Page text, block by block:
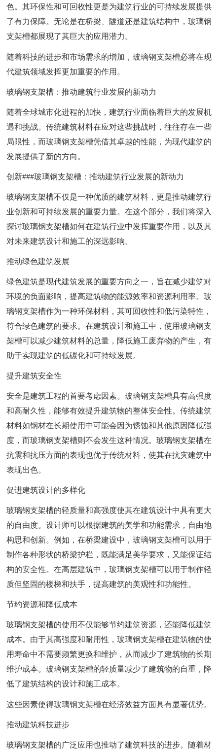
色。其环保性和可回收性更是为建筑行业的可持续发展提供
了有力保障。无论是在桥梁、隧道还是建筑结构中，玻璃钢
支架槽都展现了其巨大的应用潜力。
随着科技的进步和市场需求的增加，玻璃钢支架槽必将在现
代建筑领域发挥更加重要的作用。
玻璃钢支架槽：推动建筑行业发展的新动力
随着全球城市化进程的加快，建筑行业面临着巨大的发展机
遇和挑战。传统建筑材料在应对这些挑战时，往往存在一些
局限性，而玻璃钢支架槽凭借其卓越的性能，为现代建筑的
发展提供了新的方向。
创新###玻璃钢支架槽：推动建筑行业发展的新动力
玻璃钢支架槽不仅是一种优质的建筑材料，更是推动建筑行
业创新和可持续发展的重要力量。在这个部分，我们将深入
探讨玻璃钢支架槽如何在建筑行业中发挥重要作用，以及其
对未来建筑设计和施工的深远影响。
推动绿色建筑发展
绿色建筑是现代建筑发展的重要方向之一，旨在减少建筑对
环境的负面影响，提高建筑物的能源效率和资源利用率。玻
璃钢支架槽作为一种环保材料，其可回收性和低污染特性，
符合绿色建筑的要求。在建筑设计和施工中，使用玻璃钢支
架槽可以减少建筑材料的总量，降低施工废弃物的产生，有
助于实现建筑的低碳化和可持续发展。
提升建筑安全性
安全是建筑工程的首要考虑因素。玻璃钢支架槽具有高强度
和高耐久性，能够有效提升建筑物的整体安全性。传统建筑
材料如钢材在长期使用中可能会因为锈蚀和其他原因降低强
度，而玻璃钢支架槽则不会发生这种情况。玻璃钢支架槽在
抗震和抗压方面的表现也优于传统材料，使其在抗灾建筑中
表现出色。
促进建筑设计的多样化
玻璃钢支架槽的轻质量和高强度使其在建筑设计中具有更大
的自由度。设计师可以根据建筑的美学和功能需求，自由地
构思和创新。例如，在桥梁建设中，玻璃钢支架槽可以用于
制作各种形状的桥梁护栏，既能满足美学要求，又能保证结
构的安全性。在高层建筑中，玻璃钢支架槽可以用于制作轻
质但坚固的楼梯和扶手，提高建筑的美观性和功能性。
节约资源和降低成本
玻璃钢支架槽的使用不仅能够节约建筑资源，还能降低建筑
成本。由于其高强度和耐用性，玻璃钢支架槽在建筑物的使
用寿命中不需要频繁更换和维护，从而减少了建筑物的长期
维护成本。玻璃钢支架槽的轻质量减少了建筑物的自重，降
低了建筑结构的设计和施工成本。
这些因素使得玻璃钢支架槽在经济效益方面具有显著优势。
推动建筑科技进步
玻璃钢支架槽的广泛应用也推动了建筑科技的进步。随着材